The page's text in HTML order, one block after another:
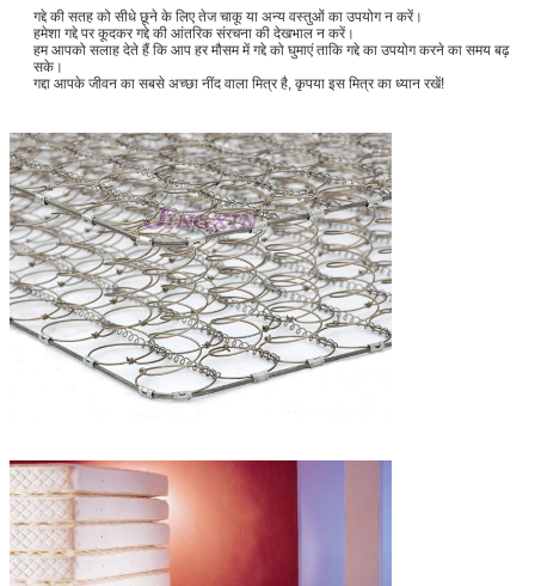
गद्दे की सतह को सीधे छूने के लिए तेज चाकू या अन्य वस्तुओं का उपयोग न करें।
हमेशा गद्दे पर कूदकर गद्दे की आंतरिक संरचना की देखभाल न करें।
हम आपको सलाह देते हैं कि आप हर मौसम में गद्दे को घुमाएं ताकि गद्दे का उपयोग करने का समय बढ़
सके।
गद्दा आपके जीवन का सबसे अच्छा नींद वाला मित्र है, कृपया इस मित्र का ध्यान रखें!